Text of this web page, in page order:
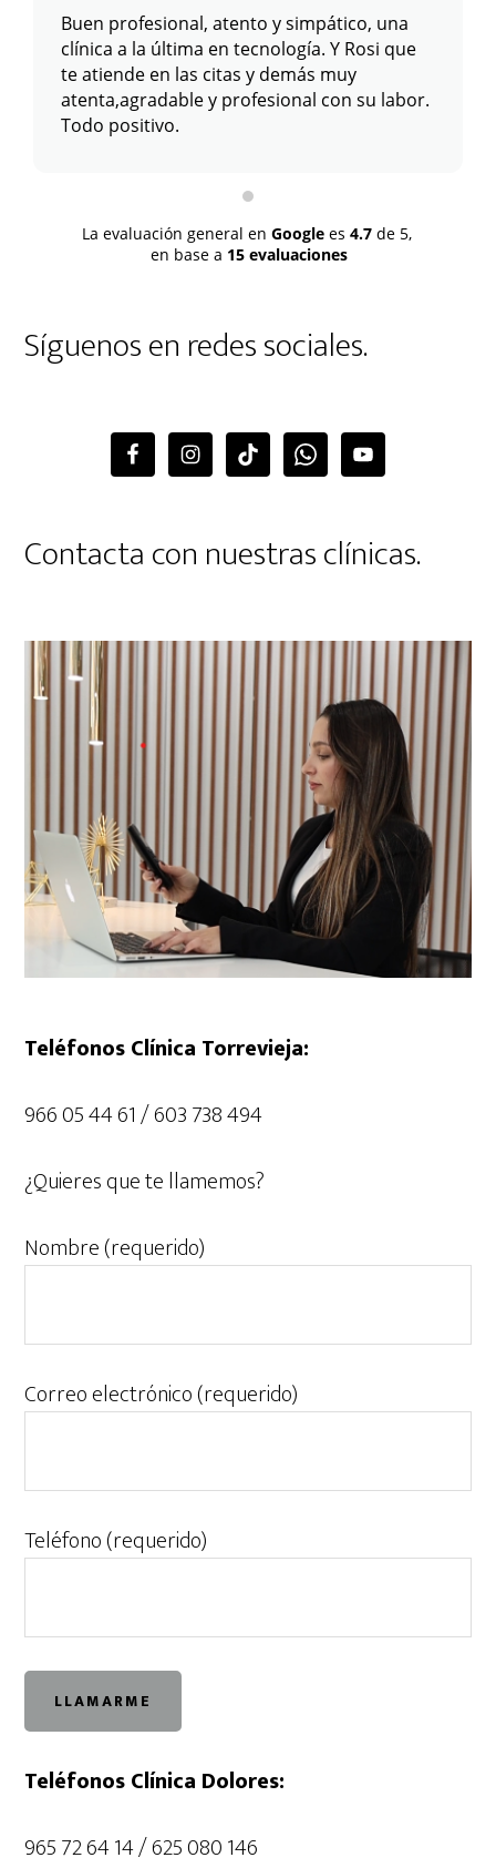
Buen profesional, atento y simpático, una
clínica a la última en tecnología. Y Rosi que
te atiende en las citas y demás muy
atenta,agradable y profesional con su labor.
Todo positivo.
La evaluación general en Google es 4.7 de 5,
en base a 15 evaluaciones
Síguenos en redes sociales.
Contacta con nuestras clínicas.
Teléfonos Clínica Torrevieja:
966 05 44 61 / 603 738 494
¿Quieres que te llamemos?
Nombre (requerido)
Correo electrónico (requerido)
Teléfono (requerido)
Teléfonos Clínica Dolores:
965 72 64 14 / 625 080 146